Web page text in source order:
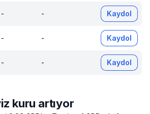
- - Kaydol
- - Kaydol
- - Kaydol
kuru artıyor